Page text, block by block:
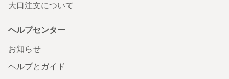
大口注文について
ヘルプセンター
お知らせ
ヘルプとガイド